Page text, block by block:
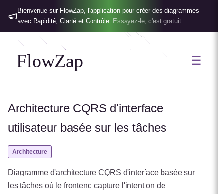
Bienvenue sur FlowZap, l'application pour créer des diagrammes
avec Rapidité, Clarté et Contrôle. Essayez-le, c'est gratuit.
FlowZap ☰
Architecture CQRS d'interface
utilisateur basée sur les tâches
Architecture
Diagramme d'architecture CQRS d'interface basée sur
les tâches où le frontend capture l'intention de